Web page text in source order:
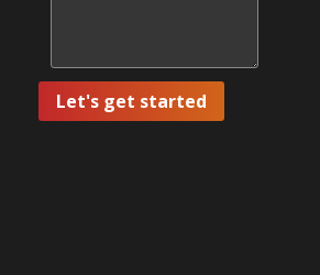
Let's get started